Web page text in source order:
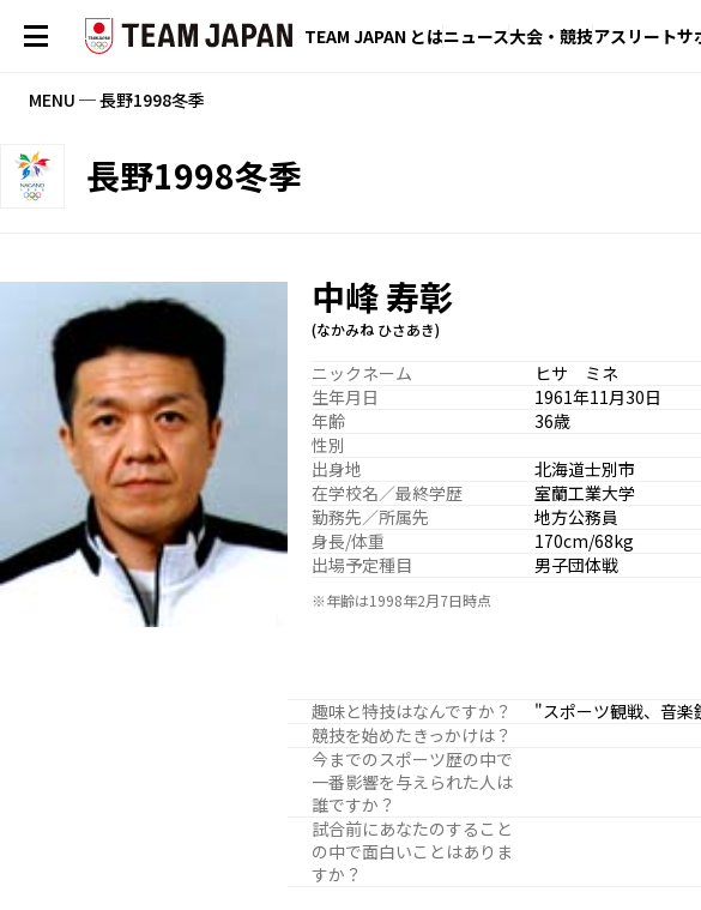
TEAM JAPAN とはニュース大会・競技アスリートサ
MENU ─ 長野1998冬季
長野1998冬季
中峰 寿彰
(なかみね ひさあき)
ニックネーム
ヒサ ミネ
生年月日
1961年11月30日
年齢
36歳
性別
出身地
北海道士別市
在学校名／最終学歴
室蘭工業大学
勤務先／所属先
地方公務員
身長/体重
170cm/68kg
出場予定種目
男子団体戦
※年齢は1998年2月7日時点
趣味と特技はなんですか？
"スポーツ観戦、音
競技を始めたきっかけは？
今までのスポーツ歴の中で
一番影響を与えられた人は
誰ですか？
試合前にあなたのすること
の中で面白いことはありま
すか？